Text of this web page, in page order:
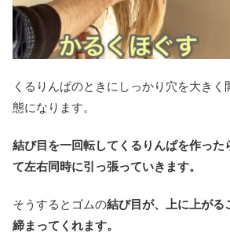
くるりんぱのときにしっかり穴を大きく
態になります。
結び目を一回転してくるりんぱを作った
て左右同時に引っ張っていきます。
そうするとゴムの結び目が、上に上がる
締まってくれます。